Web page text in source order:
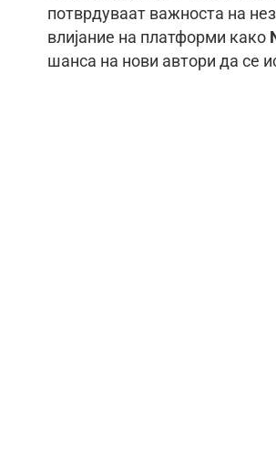
потврдуваат важноста на
влијание на платформи како
шанса на нови автори да се